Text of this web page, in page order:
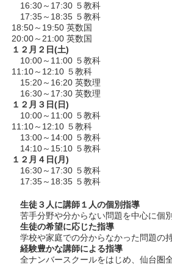
16:30～17:30 ５教科
17:35～18:35 ５教科
18:50～19:50 英数国
20:00～21:00 英数国
１２月２日(土)
10:00～11:00 ５教科
11:10～12:10 ５教科
15:20～16:20 英数理
16:30～17:30 英数理
１２月３日(日)
10:00～11:00 ５教科
11:10～12:10 ５教科
13:00～14:00 ５教科
14:10～15:10 ５教科
１２月４日(月)
16:30～17:30 ５教科
17:35～18:35 ５教科
生徒３人に講師１人の個別指導
苦手分野や分からない問題を中心に個
生徒の希望に応じた指導
学校や家庭での分からなかった問題の
経験豊かな講師による指導
全ナンバースクールをはじめ、仙台圏